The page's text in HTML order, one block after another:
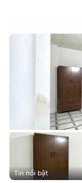
Tin nổi bật